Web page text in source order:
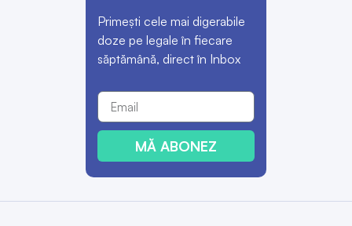
Primești cele mai digerabile
doze pe legale în fiecare
săptămână, direct în Inbox
MĂ ABONEZ